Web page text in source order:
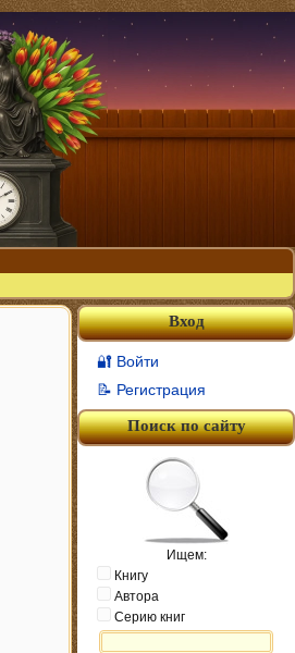
Вход
🔐 Войти
📝 Регистрация
Поиск по сайту
Ищем:
Книгу
Автора
Серию книг